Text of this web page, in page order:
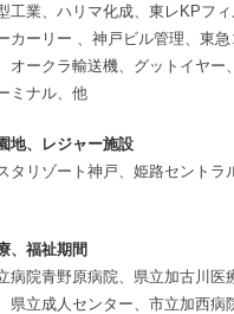
工業、ハリマ化成、東レKPフ
カーリー 、神戸ビル管理、東急
オークラ輸送機、グットイヤー
ミナル、他
地、レジャー施設
タリゾート神戸、姫路セントラ
、福祉期間
病院青野原病院、県立加古川医
県立成人センター、市立加西病